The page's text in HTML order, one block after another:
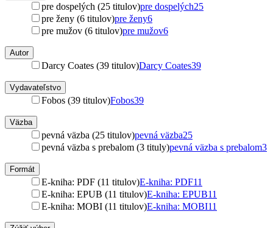
pre dospelých (25 titulov)pre dospelých25
pre ženy (6 titulov)pre ženy6
pre mužov (6 titulov)pre mužov6
Autor
Darcy Coates (39 titulov)Darcy Coates39
Vydavateľstvo
Fobos (39 titulov)Fobos39
Väzba
pevná väzba (25 titulov)pevná väzba25
pevná väzba s prebalom (3 tituly)pevná väzba s prebalom3
Formát
E-kniha: PDF (11 titulov)E-kniha: PDF11
E-kniha: EPUB (11 titulov)E-kniha: EPUB11
E-kniha: MOBI (11 titulov)E-kniha: MOBI11